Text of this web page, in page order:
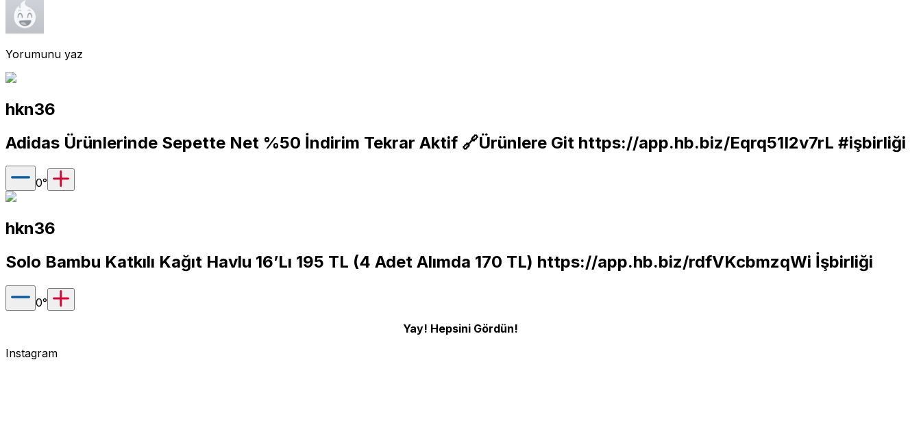
Yorumunu yaz
hkn36
Adidas Ürünlerinde Sepette Net %50 İndirim Tekrar Aktif 🔗Ürünlere Git https://app.hb.biz/Eqrq51I2v7rL #işbirliği
0°
hkn36
Solo Bambu Katkılı Kağıt Havlu 16’Lı 195 TL (4 Adet Alımda 170 TL) https://app.hb.biz/rdfVKcbmzqWi İşbirliği
0°
Yay! Hepsini Gördün!
Instagram